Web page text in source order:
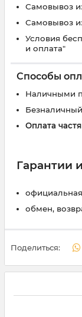
Самовывоз
Самовывоз
Условия
и оплата"
Способы
Наличными
Оплата
Гарантии
обмен,
Поделиться: